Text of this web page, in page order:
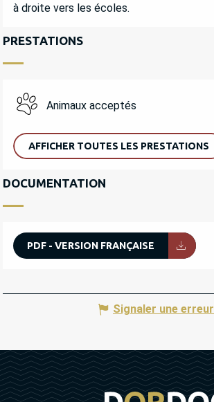
à droite vers les écoles.
PRESTATIONS
Animaux acceptés
AFFICHER TOUTES LES PRESTATIONS
DOCUMENTATION
PDF - VERSION FRANÇAISE
Signaler une erreur